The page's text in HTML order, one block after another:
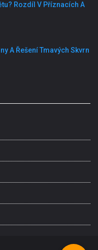
Rozdíl V Příznacích A
A Řešení Tmavých Skvrn